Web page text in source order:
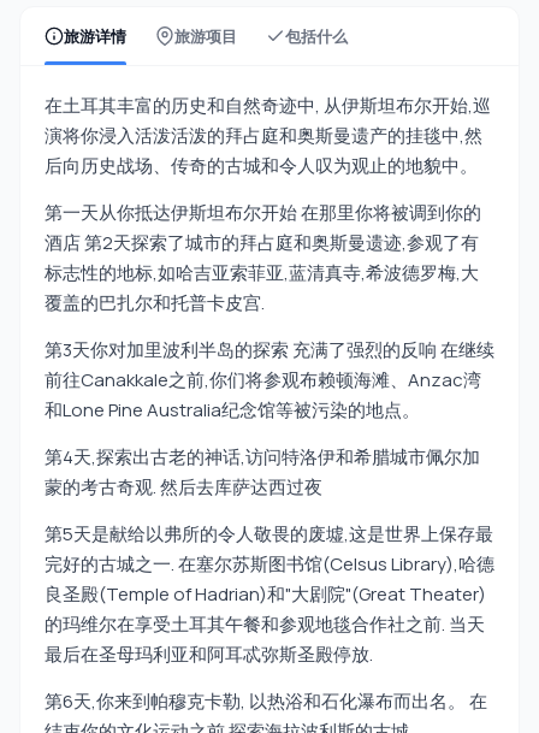
旅游详情 旅游项目 包括什么
在土耳其丰富的历史和自然奇迹中, 从伊斯坦布尔开始,巡
演将你浸入活泼活泼的拜占庭和奥斯曼遗产的挂毯中,然
后向历史战场、传奇的古城和令人叹为观止的地貌中。
第一天从你抵达伊斯坦布尔开始 在那里你将被调到你的
酒店 第2天探索了城市的拜占庭和奥斯曼遗迹,参观了有
标志性的地标,如哈吉亚索菲亚,蓝清真寺,希波德罗梅,大
覆盖的巴扎尔和托普卡皮宫.
第3天你对加里波利半岛的探索 充满了强烈的反响 在继续
前往Canakkale之前,你们将参观布赖顿海滩、Anzac湾
和Lone Pine Australia纪念馆等被污染的地点。
第4天,探索出古老的神话,访问特洛伊和希腊城市佩尔加
蒙的考古奇观. 然后去库萨达西过夜
第5天是献给以弗所的令人敬畏的废墟,这是世界上保存最
完好的古城之一. 在塞尔苏斯图书馆(Celsus Library),哈德
良圣殿(Temple of Hadrian)和"大剧院"(Great Theater)
的玛维尔在享受土耳其午餐和参观地毯合作社之前. 当天
最后在圣母玛利亚和阿耳忒弥斯圣殿停放.
第6天,你来到帕穆克卡勒, 以热浴和石化瀑布而出名。 在